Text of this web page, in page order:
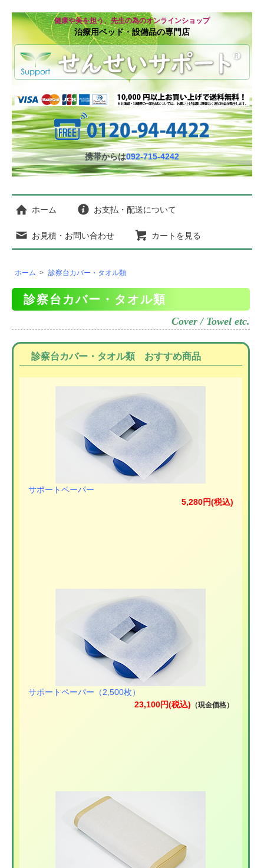
健康や美を担う、先生の為のオンラインショップ
治療用ベッド・設備品の専門店
携帯からは092-715-4242
ホーム お支払・配送について
お見積・お問い合わせ カートを見る
ホーム > 診察台カバー・タオル類
診察台カバー・タオル類
Cover / Towel etc.
診察台カバー・タオル類 おすすめ商品
サポートペーパー
5,280円(税込)
サポートペーパー（2,500枚）
23,100円(税込) （現金価格）